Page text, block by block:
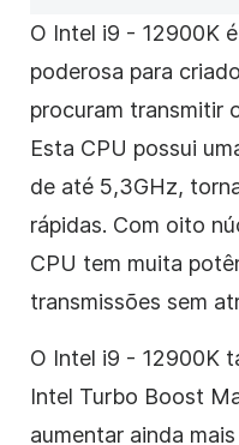
O Intel i9 - 12900K
poderosa para
procuram transmitir
Esta CPU possui
de até 5,3GHz,
rápidas. Com oito
CPU tem muita
transmissões sem
O Intel i9 - 12900K
Intel Turbo Boost
aumentar ainda